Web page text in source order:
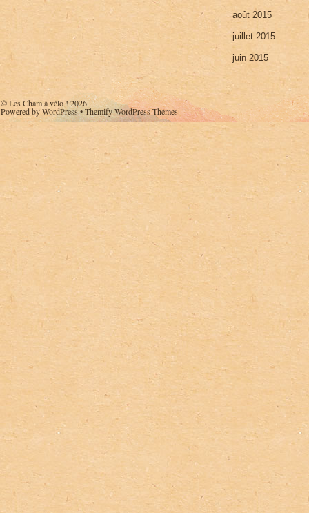
août 2015
juillet 2015
juin 2015
©Les Cham à vélo !2026
Powered byWordPress•Themify WordPress Themes